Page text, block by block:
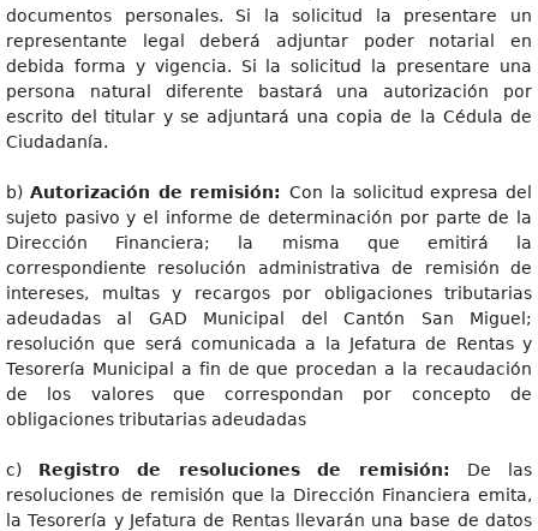
documentos personales. Si la solicitud la presentare un
representante legal deberá adjuntar poder notarial en
debida forma y vigencia. Si la solicitud la presentare una
persona natural diferente bastará una autorización por
escrito del titular y se adjuntará una copia de la Cédula de
Ciudadanía.
b) Autorización de remisión: Con la solicitud expresa del
sujeto pasivo y el informe de determinación por parte de la
Dirección Financiera; la misma que emitirá la
correspondiente resolución administrativa de remisión de
intereses, multas y recargos por obligaciones tributarias
adeudadas al GAD Municipal del Cantón San Miguel;
resolución que será comunicada a la Jefatura de Rentas y
Tesorería Municipal a fin de que procedan a la recaudación
de los valores que correspondan por concepto de
obligaciones tributarias adeudadas
c) Registro de resoluciones de remisión: De las
resoluciones de remisión que la Dirección Financiera emita,
la Tesorería y Jefatura de Rentas llevarán una base de datos